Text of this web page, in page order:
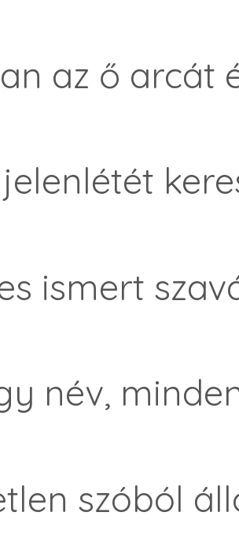
az ő arcát
ismert
név,
szóból